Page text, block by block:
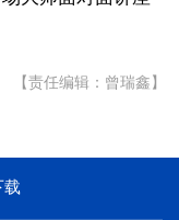
【责任编辑：曾瑞鑫】
载